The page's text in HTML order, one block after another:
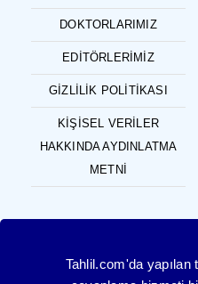
DOKTORLARIMIZ
EDITÖRLERIMIZ
GIZLILIK POLITIKASI
KIŞISEL VERILER
HAKKINDA AYDINLATMA
METNI
Tahlil.com'da yapılan